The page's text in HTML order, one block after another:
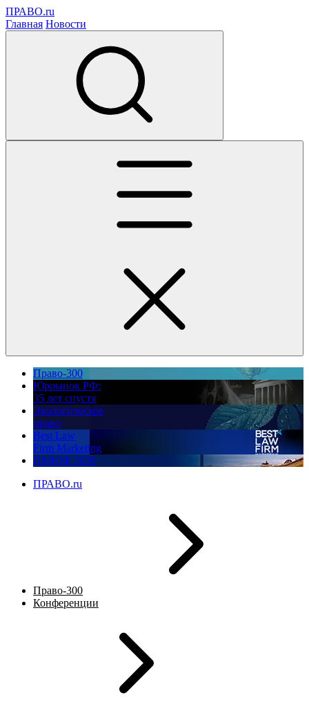
ПРАВО.ru
Главная Новости
Право-300
Юррынок РФ:
35 лет спустя
Экологическое
право
Best Law
Firm Marketing
ПМЮФ 2026
ПРАВО.ru
Право-300
Конференции